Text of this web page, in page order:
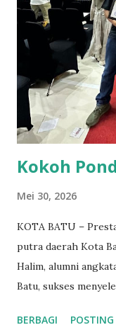
Luqmanul Hakim
Anggota Murabbi
diwikili oleh Ustadz
Pengurus Wilayah
Ridho A. Adapun
ini adalah
& Menebar
Kokoh
Mei 30, 2026
KOTA BATU –
putra daerah Kota
Halim, alumni
Batu, sukses
BERBAGI